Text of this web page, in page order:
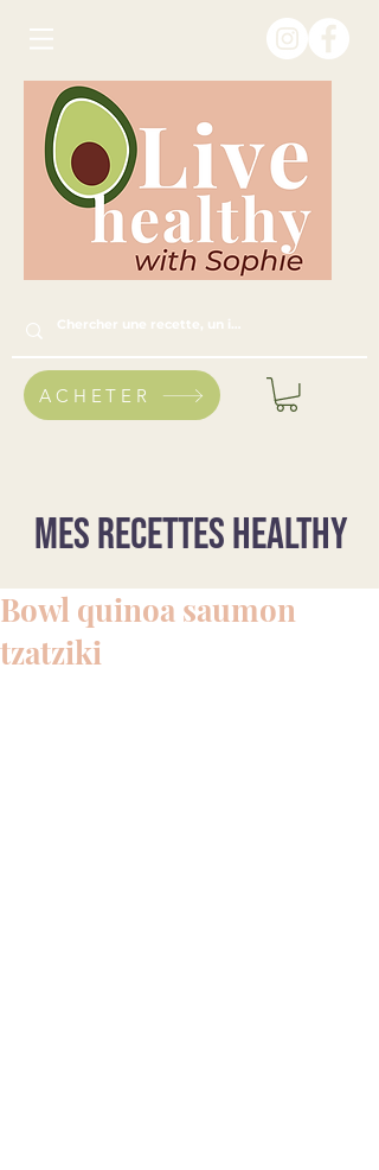
ACHETER
Mes recettes healthy
Bowl quinoa saumon
tzatziki